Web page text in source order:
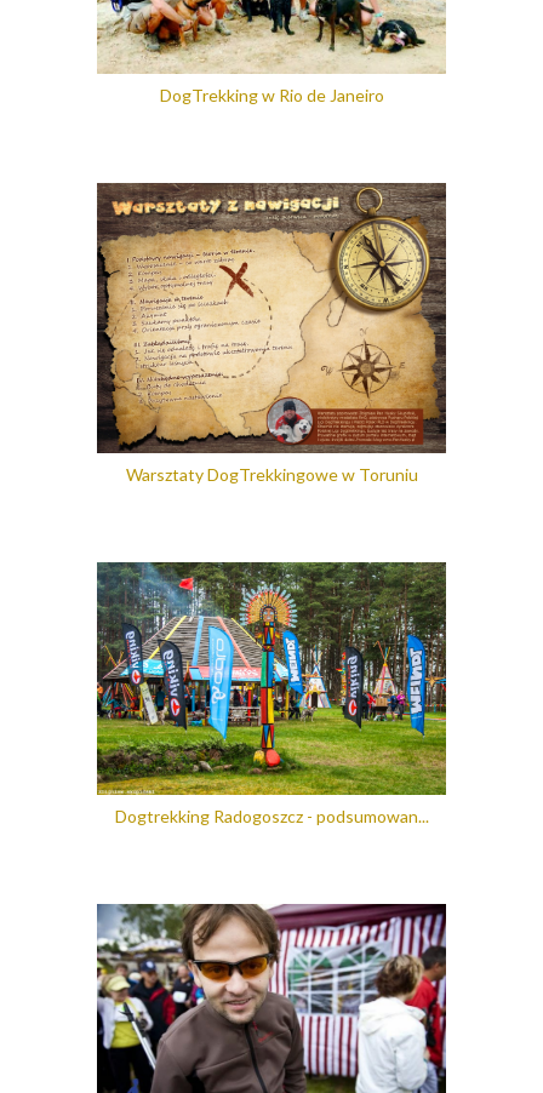
DogTrekking w Rio de Janeiro
Warsztaty DogTrekkingowe w Toruniu
Dogtrekking Radogoszcz - podsumowan...